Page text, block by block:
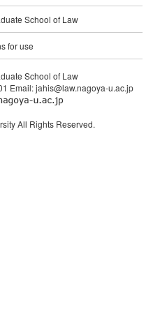
School of Law
for use
School of Law
Email: jahis@law.nagoya-u.ac.jp
All Rights Reserved.